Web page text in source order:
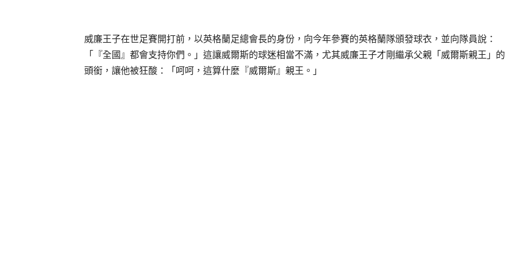
威廉王子在世足賽開打前，以英格蘭足總會長的身份，向今年參賽的英格蘭隊頒發球衣，並向隊員說：
「『全國』都會支持你們。」這讓威爾斯的球迷相當不滿，尤其威廉王子才剛繼承父親「威爾斯親王」的
頭銜，讓他被狂酸：「呵呵，這算什麼『威爾斯』親王。」